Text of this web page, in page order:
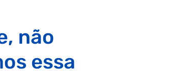
não
essa